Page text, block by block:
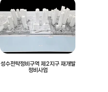
성수전략정비구역 제2지구 재개발
정비사업